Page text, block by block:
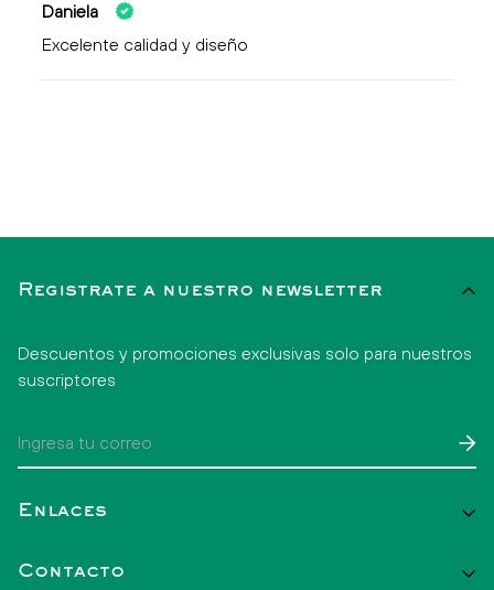
Daniela
Excelente calidad y diseño
Registrate a nuestro newsletter
Descuentos y promociones exclusivas solo para nuestros
suscriptores
Enlaces
Inicio
Contacto